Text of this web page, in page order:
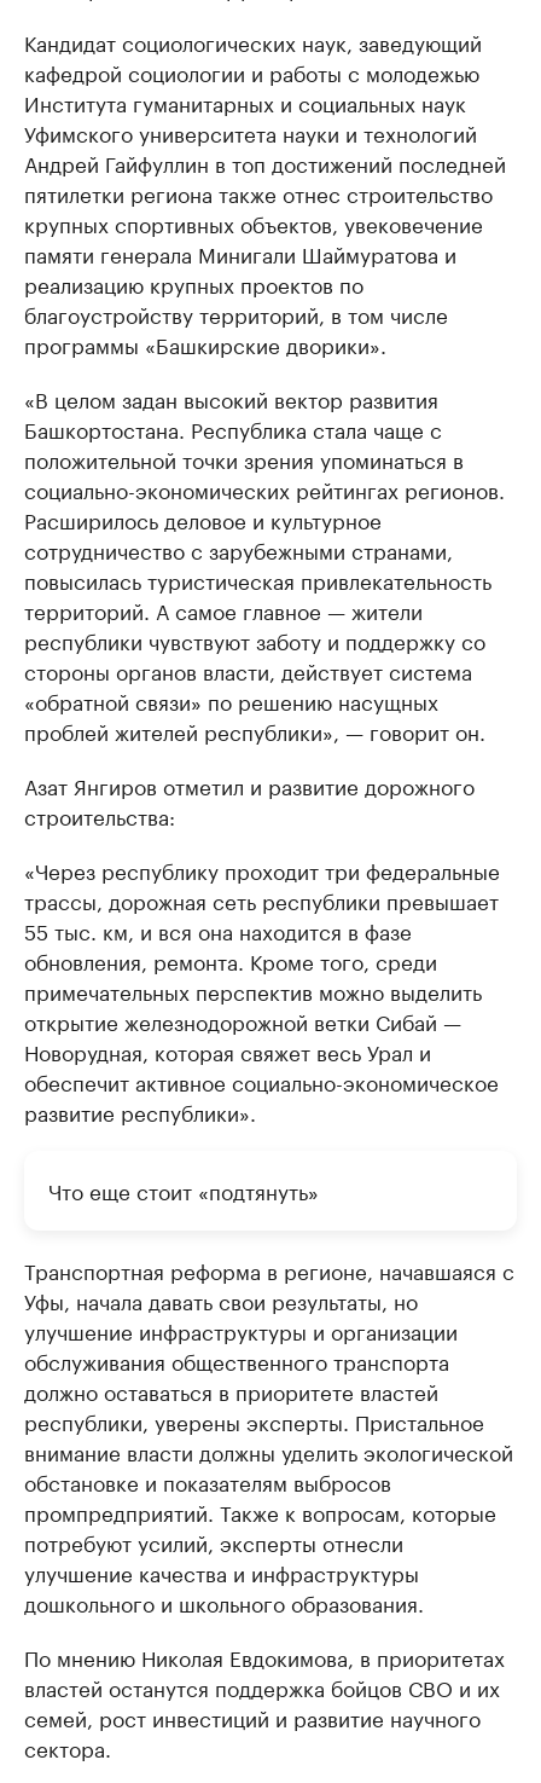
Кандидат социологических наук, заведующий
кафедрой социологии и работы с молодежью
Института гуманитарных и социальных наук
Уфимского университета науки и технологий
Андрей Гайфуллин в топ достижений последней
пятилетки региона также отнес строительство
крупных спортивных объектов, увековечение
памяти генерала Минигали Шаймуратова и
реализацию крупных проектов по
благоустройству территорий, в том числе
программы «Башкирские дворики».
«В целом задан высокий вектор развития
Башкортостана. Республика стала чаще с
положительной точки зрения упоминаться в
социально-экономических рейтингах регионов.
Расширилось деловое и культурное
сотрудничество с зарубежными странами,
повысилась туристическая привлекательность
территорий. А самое главное — жители
республики чувствуют заботу и поддержку со
стороны органов власти, действует система
«обратной связи» по решению насущных
проблей жителей республики», — говорит он.
Азат Янгиров отметил и развитие дорожного
строительства:
«Через республику проходит три федеральные
трассы, дорожная сеть республики превышает
55 тыс. км, и вся она находится в фазе
обновления, ремонта. Кроме того, среди
примечательных перспектив можно выделить
открытие железнодорожной ветки Сибай —
Новорудная, которая свяжет весь Урал и
обеспечит активное социально-экономическое
развитие республики».
Что еще стоит «подтянуть»
Транспортная реформа в регионе, начавшаяся с
Уфы, начала давать свои результаты, но
улучшение инфраструктуры и организации
обслуживания общественного транспорта
должно оставаться в приоритете властей
республики, уверены эксперты. Пристальное
внимание власти должны уделить экологической
обстановке и показателям выбросов
промпредприятий. Также к вопросам, которые
потребуют усилий, эксперты отнесли
улучшение качества и инфраструктуры
дошкольного и школьного образования.
По мнению Николая Евдокимова, в приоритетах
властей останутся поддержка бойцов СВО и их
семей, рост инвестиций и развитие научного
сектора.